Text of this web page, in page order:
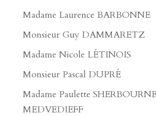
Madame Laurence BARBONNE
Monsieur Guy DAMMARETZ
Madame Nicole LÉTINOIS
Monsieur Pascal DUPRÉ
Madame Paulette
MEDVEDIEFF